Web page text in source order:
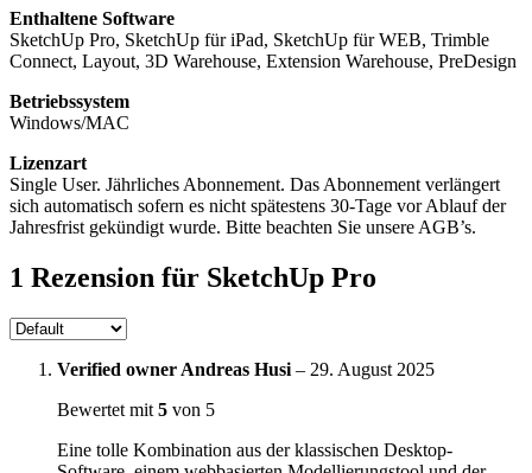
Enthaltene Software
SketchUp Pro, SketchUp für iPad, SketchUp für WEB, Trimble
Connect, Layout, 3D Warehouse, Extension Warehouse, PreDesign
Betriebssystem
Windows/MAC
Lizenzart
Single User. Jährliches Abonnement. Das Abonnement verlängert
sich automatisch sofern es nicht spätestens 30-Tage vor Ablauf der
Jahresfrist gekündigt wurde. Bitte beachten Sie unsere AGB’s.
1 Rezension für SketchUp Pro
Verified owner Andreas Husi – 29. August 2025
Bewertet mit 5 von 5
Eine tolle Kombination aus der klassischen Desktop-